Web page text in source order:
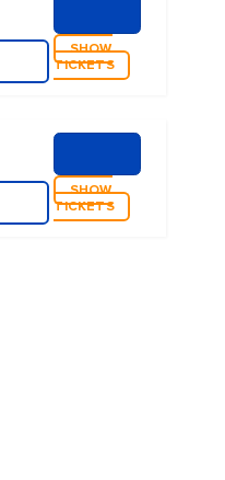
SHOW
TICKETS
SHOW
TICKETS